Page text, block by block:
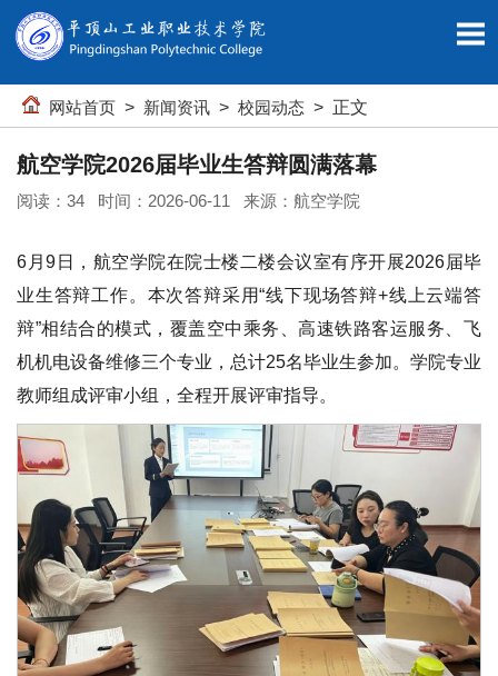
网站首页 > 新闻资讯 > 校园动态 > 正文
航空学院2026届毕业生答辩圆满落幕
阅读： 34 时间：2026-06-11 来源：航空学院
6月9日，航空学院在院士楼二楼会议室有序开展2026届毕
业生答辩工作。本次答辩采用“线下现场答辩+线上云端答
辩”相结合的模式，覆盖空中乘务、高速铁路客运服务、飞
机机电设备维修三个专业，总计25名毕业生参加。学院专业
教师组成评审小组，全程开展评审指导。